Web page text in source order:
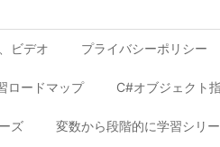
ビデオ プライバシーポリシー
ロードマップ C#オブジェクト
ズ 変数から段階的に学習シリ